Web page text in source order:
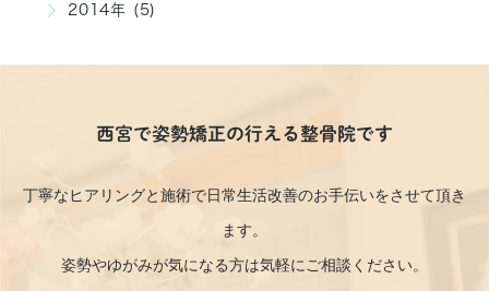
2014年 (5)
西宮で姿勢矯正の行える整骨院です
丁寧なヒアリングと施術で日常生活改善のお手伝いをさせて頂き
ます。
姿勢やゆがみが気になる方は気軽にご相談ください。